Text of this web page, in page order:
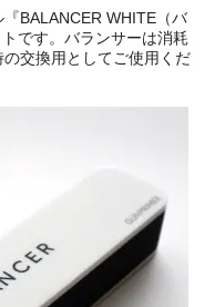
BALANCER WHITE（バ
です。バランサーは消耗
交換用としてご使用くだ